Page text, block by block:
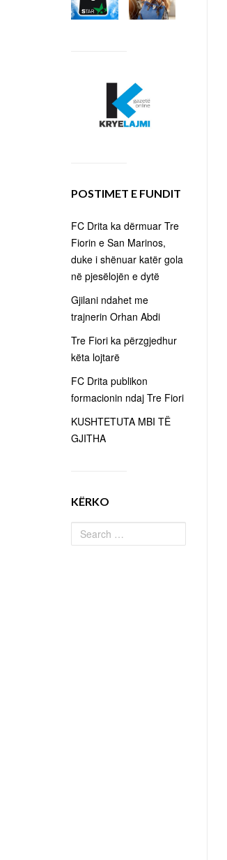
POSTIMET E FUNDIT
FC Drita ka dërmuar Tre
Fiorin e San Marinos,
duke i shënuar katër gola
në pjesëlojën e dytë
Gjilani ndahet me
trajnerin Orhan Abdi
Tre Fiori ka përzgjedhur
këta lojtarë
FC Drita publikon
formacionin ndaj Tre Fiori
KUSHTETUTA MBI TË
GJITHA
KËRKO